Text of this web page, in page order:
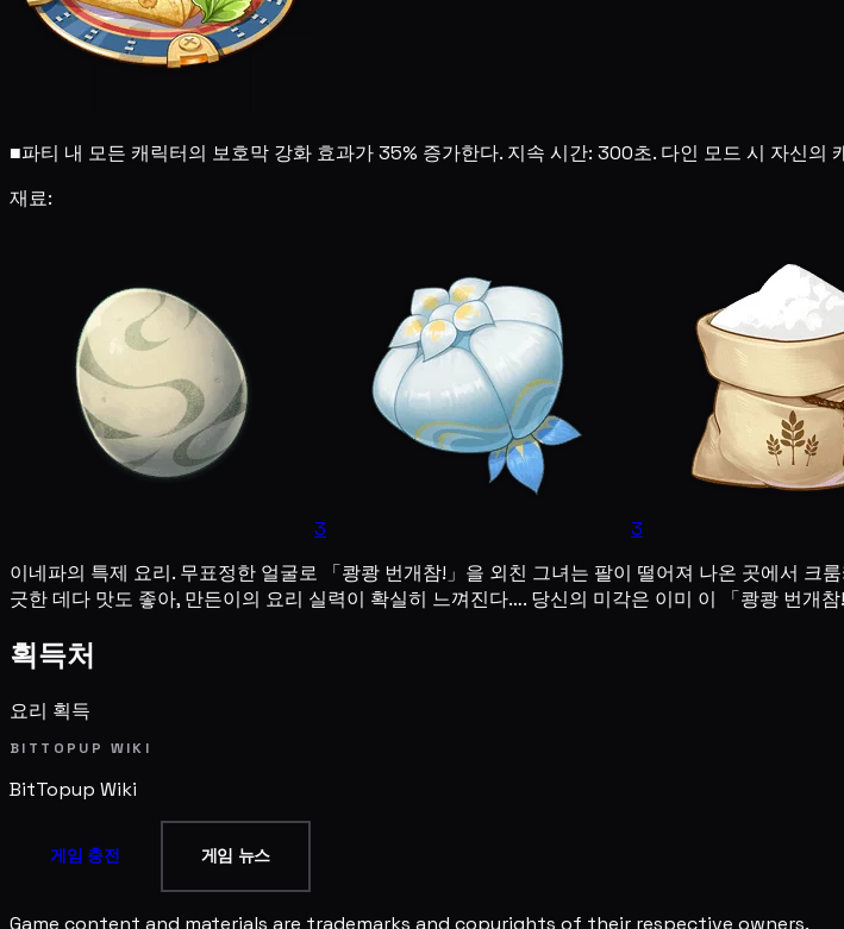
■파티 내 모든 캐릭터의 보호막 강화 효과가 35% 증가한다. 지속 시간: 300초. 다인 모드 시 자신의
재료:
3 3
이네파의 특제 요리. 무표정한 얼굴로 「쾅쾅 번개참!」을 외친 그녀는 팔이 떨어져 나온 곳에서
긋한 데다 맛도 좋아, 만든이의 요리 실력이 확실히 느껴진다…. 당신의 미각은 이미 이 「쾅쾅 번개
획득처
요리 획득
BITTOPUP WIKI
BitTopup Wiki
게임 충전 게임 뉴스
Game content and materials are trademarks and copyrights of their respective owners.